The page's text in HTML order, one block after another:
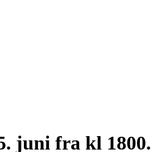
juni fra kl 1800.